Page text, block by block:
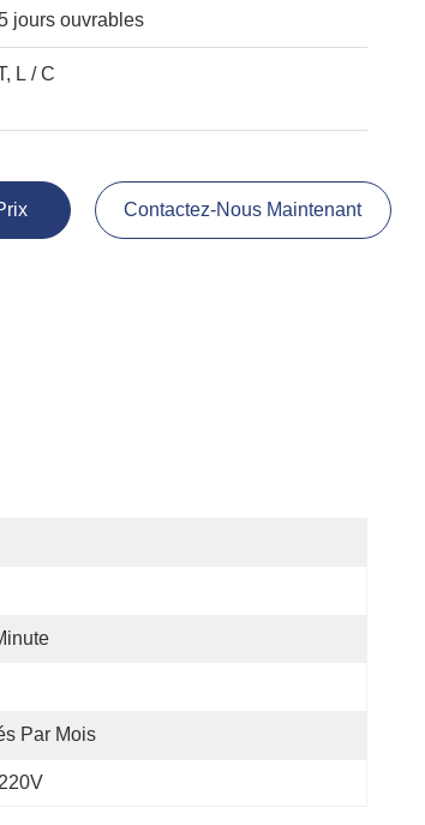
jours ouvrables
L / C
Contactez-Nous Maintenant
Par Mois